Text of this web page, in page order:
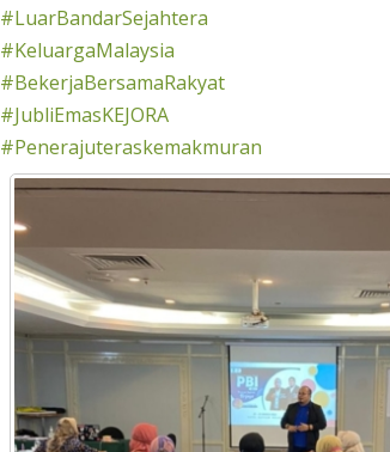
#LuarBandarSejahtera
#KeluargaMalaysia
#BekerjaBersamaRakyat
#JubliEmasKEJORA
#Penerajuteraskemakmuran